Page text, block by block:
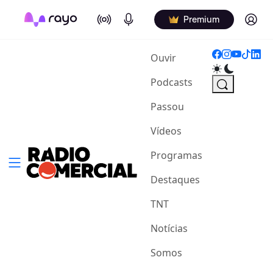
On Air Podcasts Premium Log in
Ouvir(current)
Podcasts
Passou
Vídeos
Programas
Destaques
TNT
Notícias
Somos